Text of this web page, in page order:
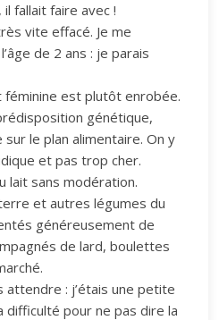
il fallait faire avec !
vite effacé. Je me
de 2 ans : je parais
féminine est plutôt enrobée.
génétique,
le plan alimentaire. On y
et pas trop cher.
lait sans modération.
et autres légumes du
généreusement de
de lard, boulettes
: j’étais une petite
difficulté pour ne pas dire la